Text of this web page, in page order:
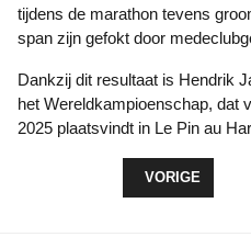
tijdens de marathon tevens
span zijn gefokt door
Dankzij dit resultaat is Hendrik Jan officieel geselecteerd voor
het Wereldkampioenschap, dat
2025 plaatsvindt in Le Pin au
VORIG
VORIGE